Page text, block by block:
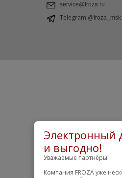
Электронный
и выгодно!
Уважаемые партнёры!
Компания FROZA уже
service@froza.ru
Telegram @froza_msk